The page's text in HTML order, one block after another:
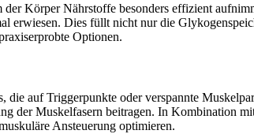
Körper Nährstoffe besonders effizient
erwiesen. Dies füllt nicht nur die
Optionen.
auf Triggerpunkte oder verspannte
der Muskelfasern beitragen. In Kombination
Ansteuerung optimieren.